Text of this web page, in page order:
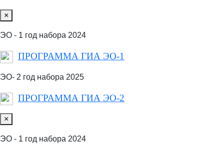
×
ЭО - 1 год набора 2024
ПРОГРАММА ГИА ЭО-1
ЭО- 2 год набора 2025
ПРОГРАММА ГИА ЭО-2
×
ЭО - 1 год набора 2024